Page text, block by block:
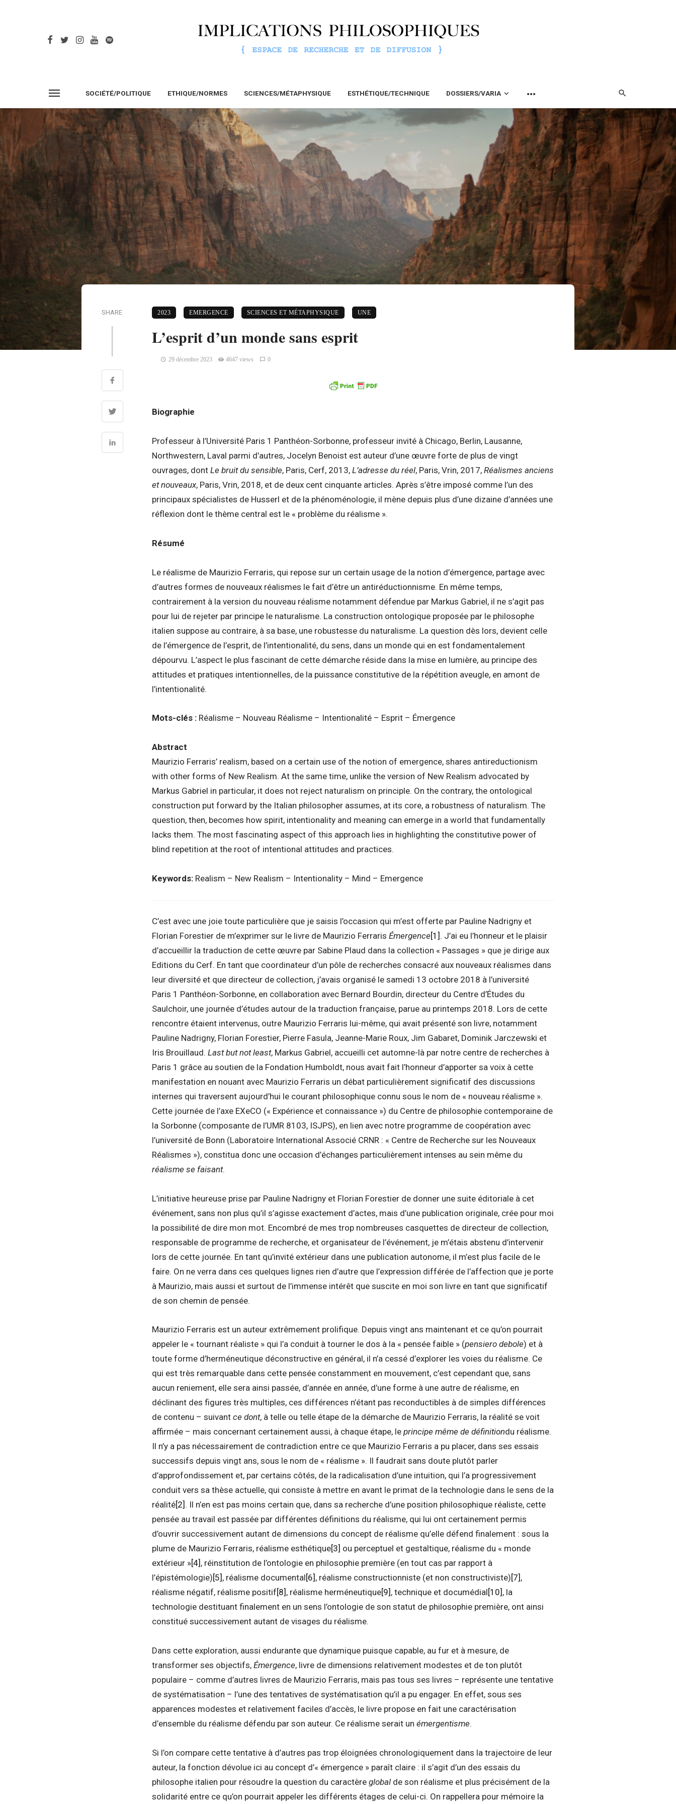
SOCIÉTÉ/POLITIQUE ETHIQUE/NORMES SCIENCES/MÉTAPHYSIQUE ESTHÉTIQUE/TECHNIQUE DOSSIERS/VARIA
SHARE 2023 EMERGENCE SCIENCES ET MÉTAPHYSIQUE UNE
L’esprit d’un monde sans esprit
29 décembre 2023 4647 views 0
Biographie
Professeur à l’Université Paris 1 Panthéon-Sorbonne, professeur invité à Chicago, Berlin, Lausanne,
Northwestern, Laval parmi d’autres, Jocelyn Benoist est auteur d’une œuvre forte de plus de vingt
ouvrages, dont Le bruit du sensible, Paris, Cerf, 2013, L’adresse du réel, Paris, Vrin, 2017, Réalismes anciens
et nouveaux, Paris, Vrin, 2018, et de deux cent cinquante articles. Après s’être imposé comme l’un des
principaux spécialistes de Husserl et de la phénoménologie, il mène depuis plus d’une dizaine d’années une
réflexion dont le thème central est le « problème du réalisme ».
Résumé
Le réalisme de Maurizio Ferraris, qui repose sur un certain usage de la notion d’émergence, partage avec
d’autres formes de nouveaux réalismes le fait d’être un antiréductionnisme. En même temps,
contrairement à la version du nouveau réalisme notamment défendue par Markus Gabriel, il ne s’agit pas
pour lui de rejeter par principe le naturalisme. La construction ontologique proposée par le philosophe
italien suppose au contraire, à sa base, une robustesse du naturalisme. La question dès lors, devient celle
de l’émergence de l’esprit, de l’intentionalité, du sens, dans un monde qui en est fondamentalement
dépourvu. L’aspect le plus fascinant de cette démarche réside dans la mise en lumière, au principe des
attitudes et pratiques intentionnelles, de la puissance constitutive de la répétition aveugle, en amont de
l’intentionalité.
Mots-clés : Réalisme – Nouveau Réalisme – Intentionalité – Esprit – Émergence
Abstract
Maurizio Ferraris’ realism, based on a certain use of the notion of emergence, shares antireductionism
with other forms of New Realism. At the same time, unlike the version of New Realism advocated by
Markus Gabriel in particular, it does not reject naturalism on principle. On the contrary, the ontological
construction put forward by the Italian philosopher assumes, at its core, a robustness of naturalism. The
question, then, becomes how spirit, intentionality and meaning can emerge in a world that fundamentally
lacks them. The most fascinating aspect of this approach lies in highlighting the constitutive power of
blind repetition at the root of intentional attitudes and practices.
Keywords: Realism – New Realism – Intentionality – Mind – Emergence
C’est avec une joie toute particulière que je saisis l’occasion qui m’est offerte par Pauline Nadrigny et
Florian Forestier de m’exprimer sur le livre de Maurizio Ferraris Émergence[1] . J’ai eu l’honneur et le plaisir
d’accueillir la traduction de cette œuvre par Sabine Plaud dans la collection « Passages » que je dirige aux
Editions du Cerf. En tant que coordinateur d’un pôle de recherches consacré aux nouveaux réalismes dans
leur diversité et que directeur de collection, j’avais organisé le samedi 13 octobre 2018 à l’université
Paris 1 Panthéon-Sorbonne, en collaboration avec Bernard Bourdin, directeur du Centre d’Études du
Saulchoir, une journée d’études autour de la traduction française, parue au printemps 2018. Lors de cette
rencontre étaient intervenus, outre Maurizio Ferraris lui-même, qui avait présenté son livre, notamment
Pauline Nadrigny, Florian Forestier, Pierre Fasula, Jeanne-Marie Roux, Jim Gabaret, Dominik Jarczewski et
Iris Brouillaud. Last but not least, Markus Gabriel, accueilli cet automne-là par notre centre de recherches à
Paris 1 grâce au soutien de la Fondation Humboldt, nous avait fait l’honneur d’apporter sa voix à cette
manifestation en nouant avec Maurizio Ferraris un débat particulièrement significatif des discussions
internes qui traversent aujourd’hui le courant philosophique connu sous le nom de « nouveau réalisme ».
Cette journée de l’axe EXeCO (« Expérience et connaissance ») du Centre de philosophie contemporaine de
la Sorbonne (composante de l’UMR 8103, ISJPS), en lien avec notre programme de coopération avec
l’université de Bonn (Laboratoire International Associé CRNR : « Centre de Recherche sur les Nouveaux
Réalismes »), constitua donc une occasion d’échanges particulièrement intenses au sein même du
réalisme se faisant.
L’initiative heureuse prise par Pauline Nadrigny et Florian Forestier de donner une suite éditoriale à cet
événement, sans non plus qu’il s’agisse exactement d’actes, mais d’une publication originale, crée pour moi
la possibilité de dire mon mot. Encombré de mes trop nombreuses casquettes de directeur de collection,
responsable de programme de recherche, et organisateur de l’événement, je m’étais abstenu d’intervenir
lors de cette journée. En tant qu’invité extérieur dans une publication autonome, il m’est plus facile de le
faire. On ne verra dans ces quelques lignes rien d’autre que l’expression différée de l’affection que je porte
à Maurizio, mais aussi et surtout de l’immense intérêt que suscite en moi son livre en tant que significatif
de son chemin de pensée.
Maurizio Ferraris est un auteur extrêmement prolifique. Depuis vingt ans maintenant et ce qu’on pourrait
appeler le « tournant réaliste » qui l’a conduit à tourner le dos à la « pensée faible » (pensiero debole) et à
toute forme d’herméneutique déconstructive en général, il n’a cessé d’explorer les voies du réalisme. Ce
qui est très remarquable dans cette pensée constamment en mouvement, c’est cependant que, sans
aucun reniement, elle sera ainsi passée, d’année en année, d’une forme à une autre de réalisme, en
déclinant des figures très multiples, ces différences n’étant pas reconductibles à de simples différences
de contenu – suivant ce dont, à telle ou telle étape de la démarche de Maurizio Ferraris, la réalité se voit
affirmée – mais concernant certainement aussi, à chaque étape, le principe même de définitiondu réalisme.
Il n’y a pas nécessairement de contradiction entre ce que Maurizio Ferraris a pu placer, dans ses essais
successifs depuis vingt ans, sous le nom de « réalisme ». Il faudrait sans doute plutôt parler
d’approfondissement et, par certains côtés, de la radicalisation d’une intuition, qui l’a progressivement
conduit vers sa thèse actuelle, qui consiste à mettre en avant le primat de la technologie dans le sens de la
réalité[2] . Il n’en est pas moins certain que, dans sa recherche d’une position philosophique réaliste, cette
pensée au travail est passée par différentes définitions du réalisme, qui lui ont certainement permis
d’ouvrir successivement autant de dimensions du concept de réalisme qu’elle défend finalement : sous la
plume de Maurizio Ferraris, réalisme esthétique[3] ou perceptuel et gestaltique, réalisme du « monde
extérieur »[4] , réinstitution de l’ontologie en philosophie première (en tout cas par rapport à
l’épistémologie)[5] , réalisme documental[6] , réalisme constructionniste (et non constructiviste)[7] ,
réalisme négatif, réalisme positif[8] , réalisme herméneutique[9] , technique et documédial[10] , la
technologie destituant finalement en un sens l’ontologie de son statut de philosophie première, ont ainsi
constitué successivement autant de visages du réalisme.
Dans cette exploration, aussi endurante que dynamique puisque capable, au fur et à mesure, de
transformer ses objectifs, Émergence, livre de dimensions relativement modestes et de ton plutôt
populaire – comme d’autres livres de Maurizio Ferraris, mais pas tous ses livres – représente une tentative
de systématisation – l’une des tentatives de systématisation qu’il a pu engager. En effet, sous ses
apparences modestes et relativement faciles d’accès, le livre propose en fait une caractérisation
d’ensemble du réalisme défendu par son auteur. Ce réalisme serait un émergentisme.
Si l’on compare cette tentative à d’autres pas trop éloignées chronologiquement dans la trajectoire de leur
auteur, la fonction dévolue ici au concept d’« émergence » paraît claire : il s’agit d’un des essais du
philosophe italien pour résoudre la question du caractère global de son réalisme et plus précisément de la
solidarité entre ce qu’on pourrait appeler les différents étages de celui-ci. On rappellera pour mémoire la